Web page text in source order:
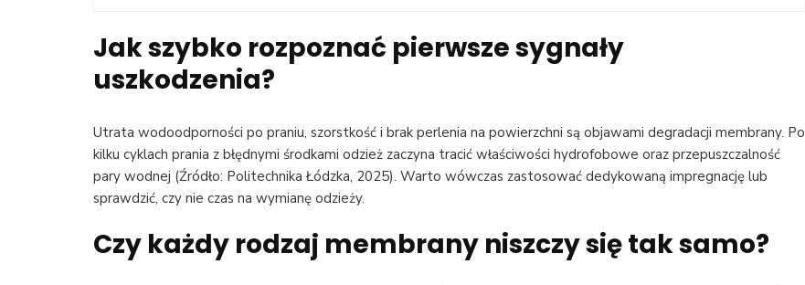
Jak szybko rozpoznać pierwsze sygnały
uszkodzenia?
Utrata wodoodporności po praniu, szorstkość i brak perlenia na powierzchni są objawami degradacji membrany. Po
kilku cyklach prania z błędnymi środkami odzież zaczyna tracić właściwości hydrofobowe oraz przepuszczalność
pary wodnej (Źródło: Politechnika Łódzka, 2025). Warto wówczas zastosować dedykowaną impregnację lub
sprawdzić, czy nie czas na wymianę odzieży.
Czy każdy rodzaj membrany niszczy się tak samo?